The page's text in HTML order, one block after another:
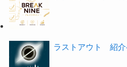
ラストアウト 紹介